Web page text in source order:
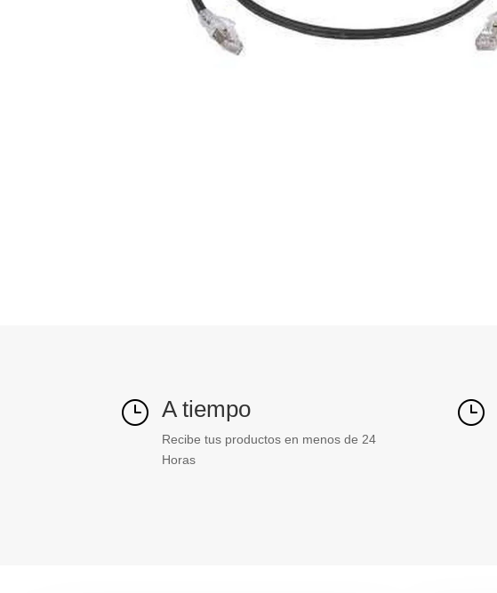
} A tiempo
Recibe tus productos en menos de 24
Horas
}